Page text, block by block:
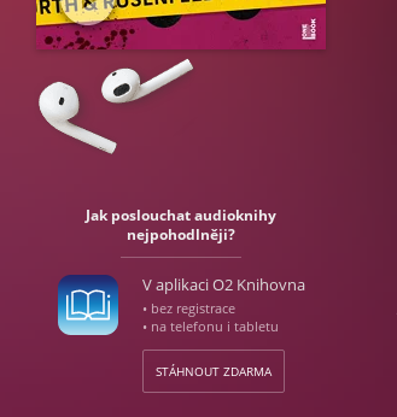
Jak poslouchat audioknihy
nejpohodlněji?
V aplikaci O2 Knihovna
• bez registrace
• na telefonu i tabletu
STÁHNOUT ZDARMA